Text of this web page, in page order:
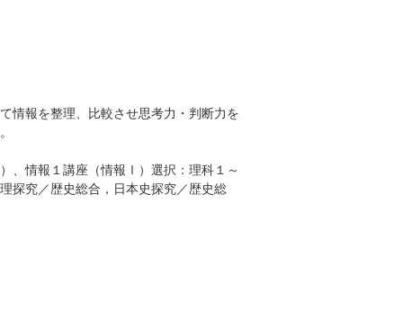
情報を整理、比較させ思考力・判断力を
、情報１講座（情報Ⅰ）選択：理科１～
探究／歴史総合，日本史探究／歴史総